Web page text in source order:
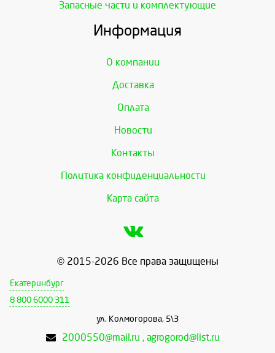
Запасные части и комплектующие
Информация
О компании
Доставка
Оплата
Новости
Контакты
Политика конфиденциальности
Карта сайта
© 2015-2026 Все права защищены
Екатеринбург
8 800 6000 311
ул. Колмогорова, 5\3
2000550@mail.ru , agrogorod@list.ru